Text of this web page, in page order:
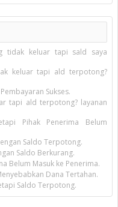
tidak keluar tapi sald saya
keluar tapi ald terpotong?
Sukses.
tapi ald terpotong? layanan
Pihak Penerima Belum
Saldo Terpotong.
Saldo Berkurang.
Belum Masuk ke Penerima.
Dana Tertahan.
Saldo Terpotong.